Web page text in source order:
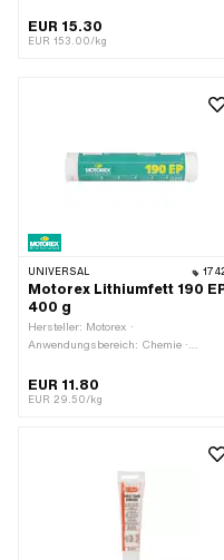
g · Temperaturbeständigkeit (min.):
-30 - 120 °C
EUR 15.30
EUR 153.00/kg
UNIVERSAL
Motorex Lithiumfett 190
400 g
Hersteller: Motorex ·
Anwendungsbereich: Chemie ·
g · Temperaturbeständigkeit (min.):
-30 - 120 °C
EUR 11.80
EUR 29.50/kg